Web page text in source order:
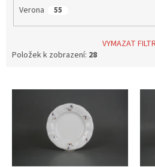
Verona 55
VYMAZAT
Položek k zobrazení: 28